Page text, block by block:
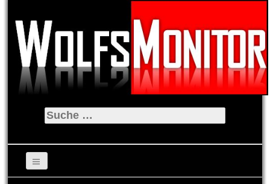
Suche
nach: